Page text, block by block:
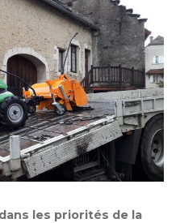
les priorités de la